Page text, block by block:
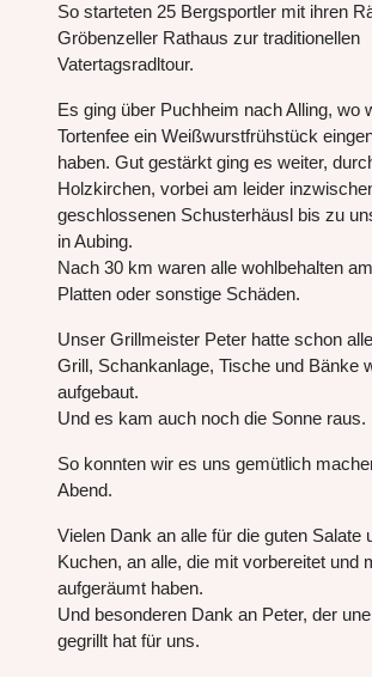
So starteten 25 Bergsportler mit ihren
Gröbenzeller Rathaus zur traditionellen
Vatertagsradltour.
Es ging über Puchheim nach Alling, wo
Tortenfee ein Weißwurstfrühstück
haben. Gut gestärkt ging es weiter,
Holzkirchen, vorbei am leider
geschlossenen Schusterhäusl bis zu
in Aubing.
Nach 30 km waren alle wohlbehalten
Platten oder sonstige Schäden.
Unser Grillmeister Peter hatte schon
Grill, Schankanlage, Tische und Bänke
aufgebaut.
Und es kam auch noch die Sonne raus.
So konnten wir es uns gemütlich
Abend.
Vielen Dank an alle für die guten Salate
Kuchen, an alle, die mit vorbereitet und
aufgeräumt haben.
Und besonderen Dank an Peter, der
gegrillt hat für uns.